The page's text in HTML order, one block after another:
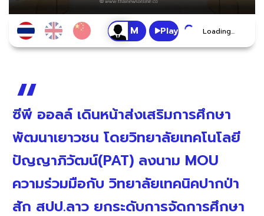
Play Loading...
ซีพี ออลล์ เดินหน้าส่งเสริมการศึกษา
พัฒนาเยาวชน โดยวิทยาลัยเทคโนโลยี
ปัญญาภิวัฒน์(PAT) ลงนาม MOU
ความร่วมมือกับ วิทยาลัยเทคนิคปากป่า
สัก สปป.ลาว ยกระดับการจัดการศึกษา